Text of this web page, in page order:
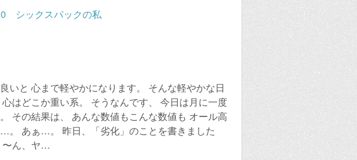
いと 心まで軽やかになります。 そんな軽やかな日
はどこか重い系。 そうなんです、 今日は月に一度
その結果は、 あんな数値もこんな数値も オール高
。 あぁ…。 昨日、「劣化」のことを書きました
〜ん、ヤ…